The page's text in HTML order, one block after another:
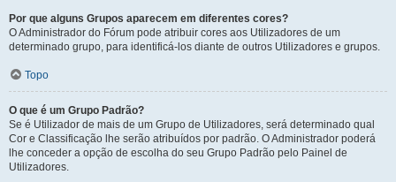
Por que alguns Grupos aparecem em diferentes cores?
O Administrador do Fórum pode atribuir cores aos Utilizadores de um
determinado grupo, para identificá-los diante de outros Utilizadores e grupos.
Topo
O que é um Grupo Padrão?
Se é Utilizador de mais de um Grupo de Utilizadores, será determinado qual
Cor e Classificação lhe serão atribuídos por padrão. O Administrador poderá
lhe conceder a opção de escolha do seu Grupo Padrão pelo Painel de
Utilizadores.